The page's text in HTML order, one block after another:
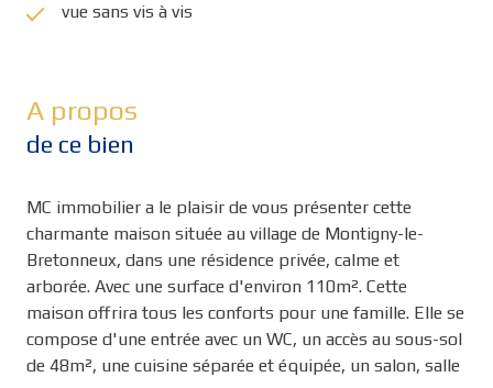
vue sans vis à vis
A propos
de ce bien
MC immobilier a le plaisir de vous présenter cette
charmante maison située au village de Montigny-le-
Bretonneux, dans une résidence privée, calme et
arborée. Avec une surface d'environ 110m². Cette
maison offrira tous les conforts pour une famille. Elle se
compose d'une entrée avec un WC, un accès au sous-sol
de 48m², une cuisine séparée et équipée, un salon, salle